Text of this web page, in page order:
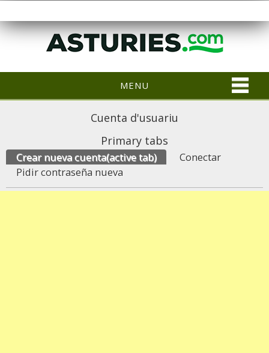
MENU
Cuenta d'usuariu
Primary tabs
Crear nueva cuenta(active tab)
Conectar
Pidir contraseña nueva